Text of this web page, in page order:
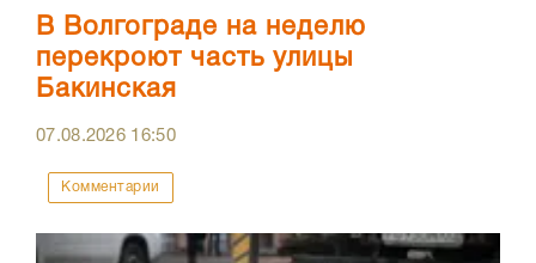
В Волгограде на неделю
перекроют часть улицы
Бакинская
07.08.2026 16:50
Комментарии